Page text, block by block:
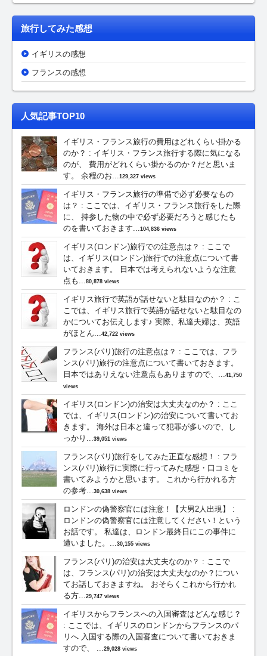
旅行してみた感想
イギリスの感想
フランスの感想
人気記事TOP10
イギリス・フランス旅行の費用はどれくらい掛かる
のか？ : イギリス・フランス旅行する際に気になる
のが、 費用がどれくらい掛かるのか？だと思いま
す。 余程のお...
129,327 views
イギリス・フランス旅行の準備で必ず必要なもの
は？ : ここでは、イギリス・フランス旅行をした際
に、 持参した物の中で必ず必要だろうと感じたも
のを書いておきます...
104,836 views
イギリス(ロンドン)旅行での注意点は？ : ここで
は、イギリス(ロンドン)旅行での注意点について書
いておきます。 日本では考えられないような注意
点も...
80,878 views
イギリス旅行で英語が話せないと駄目なのか？ : こ
こでは、イギリス旅行で英語が話せないと駄目なの
かについてお伝えします♪ 実際、私達夫婦は、英語
がほとん...
42,722 views
フランス(パリ)旅行の注意点は？ : ここでは、フラ
ンス(パリ)旅行の注意点について書いておきます。
日本ではありえない注意点もありますので、...
41,750
views
イギリス(ロンドン)の治安は大丈夫なのか？ : ここ
では、イギリス(ロンドン)の治安について書いてお
きます。 海外は日本と違って犯罪が多いので、し
っかり...
39,051 views
フランス(パリ)旅行をしてみた正直な感想！ : フラ
ンス(パリ)旅行に実際に行ってみた感想・口コミを
書いてみようかと思います。 これから行かれる方
の参考...
30,638 views
ロンドンの偽警察官には注意！【大男2人出現】
:
ロンドンの偽警察官には注意してください！という
お話です。 私達は、ロンドン最終日にこの事件に
遭いました。...
30,155 views
フランス(パリ)の治安は大丈夫なのか？ : ここで
は、フランス(パリ)の治安は大丈夫なのか？につい
てお話しておきますね。 おそらくこれから行かれ
る方...
29,747 views
イギリスからフランスへの入国審査はどんな感じ？
: ここでは、イギリスのロンドンからフランスのパ
リへ 入国する際の入国審査について書いておきま
すので、 ...
29,028 views